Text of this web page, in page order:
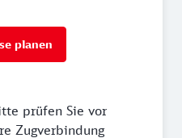
planen
prüfen Sie vor
Zugverbindung